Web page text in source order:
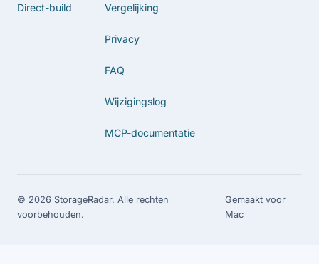
Direct-build Vergelijking
Privacy
FAQ
Wijzigingslog
MCP-documentatie
© 2026 StorageRadar. Alle rechten
voorbehouden.
Gemaakt voor
Mac